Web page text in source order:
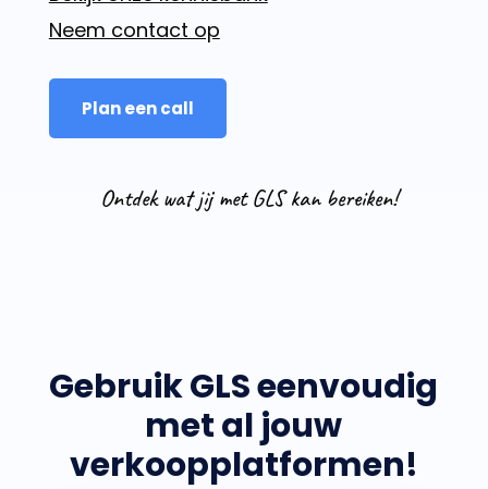
Neem contact op
Plan een call
Ontdek wat jij met GLS kan bereiken!
Gebruik GLS eenvoudig
met al jouw
verkoopplatformen!